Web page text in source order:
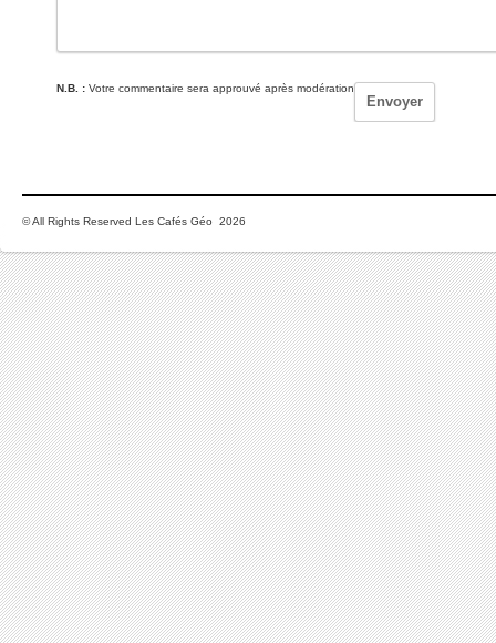
N.B. : Votre commentaire sera approuvé après modération
© All Rights Reserved Les Cafés Géo 2026